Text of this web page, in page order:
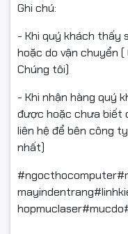
Ghi chú:
- Khi quý khách thấy
hoặc do vận chuyển (
Chúng tôi)
- Khi nhận hàng quý
được hoặc chưa biết
liên hệ để bên công
nhất)